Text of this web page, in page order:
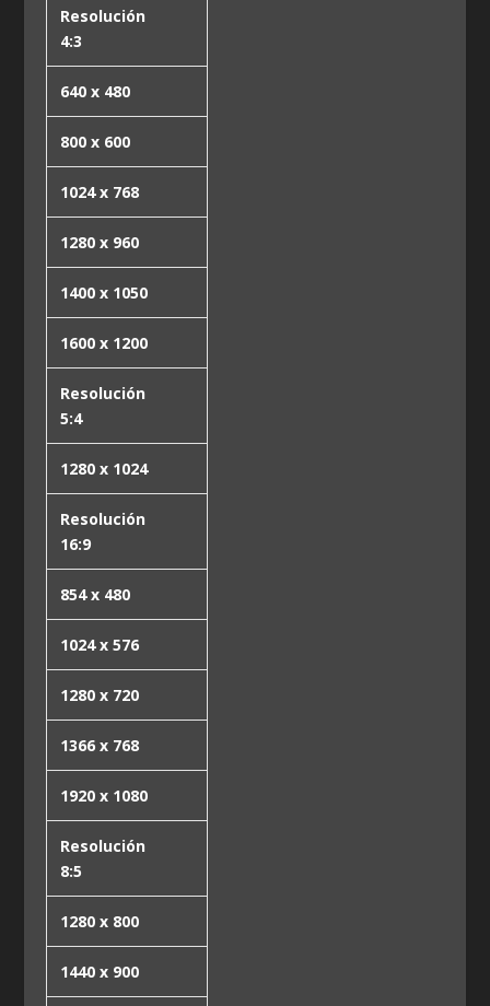
Resolución
4:3
640 x 480
800 x 600
1024 x 768
1280 x 960
1400 x 1050
1600 x 1200
Resolución
5:4
1280 x 1024
Resolución
16:9
854 x 480
1024 x 576
1280 x 720
1366 x 768
1920 x 1080
Resolución
8:5
1280 x 800
1440 x 900